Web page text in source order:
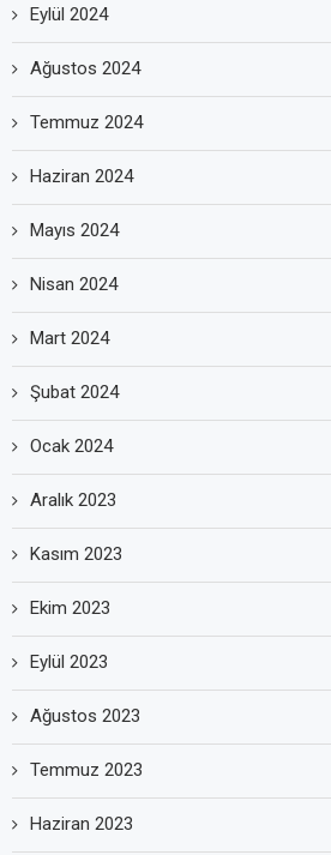
Eylül 2024
Ağustos 2024
Temmuz 2024
Haziran 2024
Mayıs 2024
Nisan 2024
Mart 2024
Şubat 2024
Ocak 2024
Aralık 2023
Kasım 2023
Ekim 2023
Eylül 2023
Ağustos 2023
Temmuz 2023
Haziran 2023